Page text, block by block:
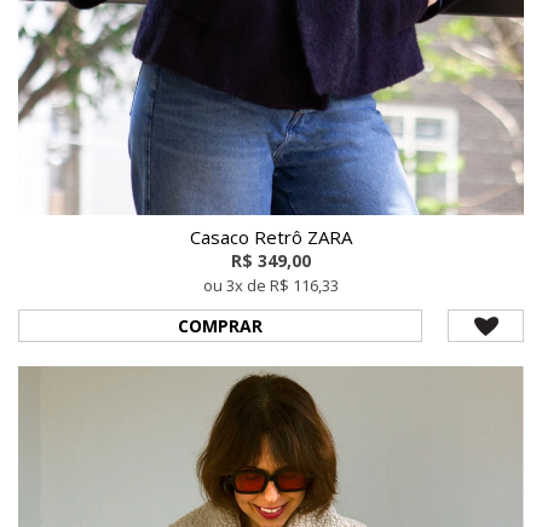
Casaco Retrô ZARA
R$ 349,00
ou 3x de R$ 116,33
COMPRAR